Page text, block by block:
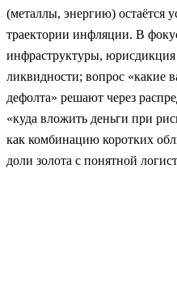
(металлы, энергию) остаётся
траектории инфляции. В
инфраструктуры,
ликвидности; вопрос «какие
дефолта» решают через
«куда вложить деньги при
как комбинацию коротких
доли золота с понятной